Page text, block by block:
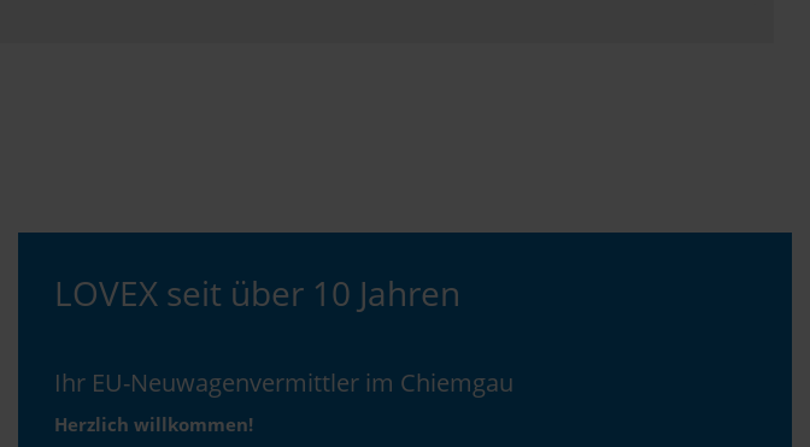
LOVEX seit über 10 Jahren
Ihr EU-Neuwagenvermittler im Chiemgau
Herzlich willkommen!